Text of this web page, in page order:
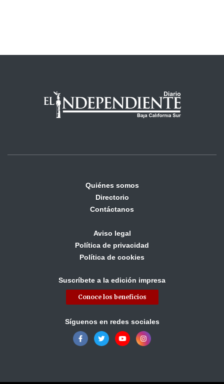
Quiénes somos
Directorio
Contáctanos
Aviso legal
Política de privacidad
Política de cookies
Suscríbete a la edición impresa
Conoce los beneficios
Síguenos en redes sociales